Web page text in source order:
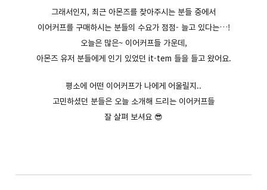
그래서인지, 최근 아몬즈를 찾아주시는 분들 중에서
이어커프를 구매하시는 분들의 수요가 점점- 늘고 있다는…!
오늘은 많은~ 이어커프들 가운데,
아몬즈 유저 분들에게 인기 있었던 it-tem 들을 들고 왔어요.
평소에 어떤 이어커프가 나에게 어울릴지..
고민하셨던 분들은 오늘 소개해 드리는 이어커프들
잘 살펴 보셔요 😎